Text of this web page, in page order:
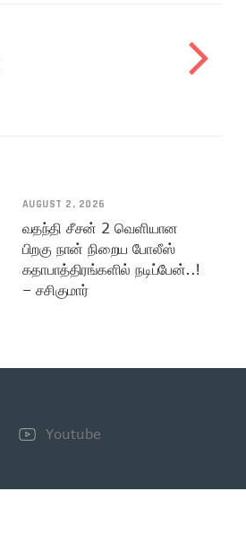
AUGUST 2, 2026
வதந்தி சீசன் 2 வெளியான
பிறகு நான் நிறைய போலீஸ்
கதாபாத்திரங்களில் நடிப்பேன்..!
– சசிகுமார்
Youtube